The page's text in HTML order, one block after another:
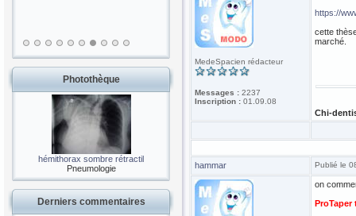
Photothèque
hémithorax sombre rétractil
Pneumologie
Derniers commentaires
MedeSpacien rédacteur
Messages : 2237
Inscription : 01.09.08
https://
cette
marché.
Chi-
hammar Publié le
on